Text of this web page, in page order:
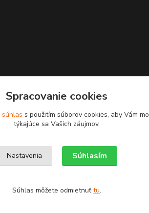
Upravit sběr cookies.
Spracovanie cookies
súhlas s použitím súborov cookies, aby Vám
týkajúce sa Vašich záujmov.
Nastavenia Súhlasím
Súhlas môžete odmietnuť tu.